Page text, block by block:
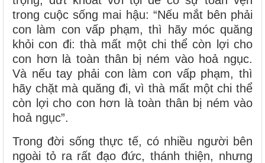
trong cuộc sống mai hậu: “Nếu mắt bên phải
con làm con vấp phạm, thì hãy móc quăng
khỏi con đi: thà mất một chi thể còn lợi cho
con hơn là toàn thân bị ném vào hoả ngục.
Và nếu tay phải con làm con vấp phạm, thì
hãy chặt mà quăng đi, vì thà mất một chi thể
còn lợi cho con hơn là toàn thân bị ném vào
hoả ngục”.
Trong đời sống thực tế, có nhiều người bên
ngoài tỏ ra rất đạo đức, thánh thiện, nhưng